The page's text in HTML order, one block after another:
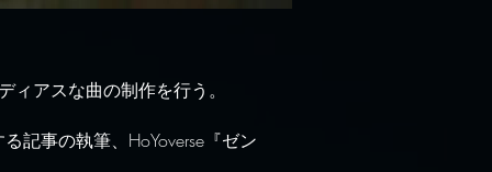
ィアスな曲の制作を行う。
記事の執筆、 HoYoverse『ゼン